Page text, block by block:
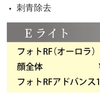
刺青除去